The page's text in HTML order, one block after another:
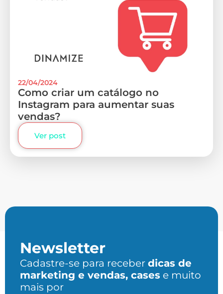
22/04/2024
Como criar um catálogo no
Instagram para aumentar suas
vendas?
Ver post
Newsletter
Cadastre-se para receber dicas de
marketing e vendas, cases e muito
mais por